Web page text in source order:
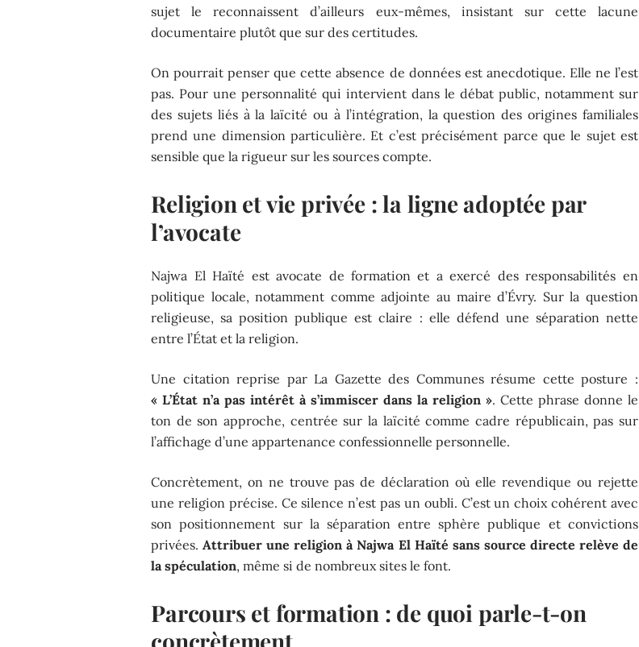
sujet le reconnaissent d’ailleurs eux-mêmes, insistant sur cette lacune
documentaire plutôt que sur des certitudes.
On pourrait penser que cette absence de données est anecdotique. Elle ne l’est
pas. Pour une personnalité qui intervient dans le débat public, notamment sur
des sujets liés à la laïcité ou à l’intégration, la question des origines familiales
prend une dimension particulière. Et c’est précisément parce que le sujet est
sensible que la rigueur sur les sources compte.
Religion et vie privée : la ligne adoptée par
l’avocate
Najwa El Haïté est avocate de formation et a exercé des responsabilités en
politique locale, notamment comme adjointe au maire d’Évry. Sur la question
religieuse, sa position publique est claire : elle défend une séparation nette
entre l’État et la religion.
Une citation reprise par La Gazette des Communes résume cette posture :
« L’État n’a pas intérêt à s’immiscer dans la religion ». Cette phrase donne le
ton de son approche, centrée sur la laïcité comme cadre républicain, pas sur
l’affichage d’une appartenance confessionnelle personnelle.
Concrètement, on ne trouve pas de déclaration où elle revendique ou rejette
une religion précise. Ce silence n’est pas un oubli. C’est un choix cohérent avec
son positionnement sur la séparation entre sphère publique et convictions
privées.Attribuer une religion à Najwa El Haïté sans source directe relève de
la spéculation, même si de nombreux sites le font.
Parcours et formation : de quoi parle-t-on